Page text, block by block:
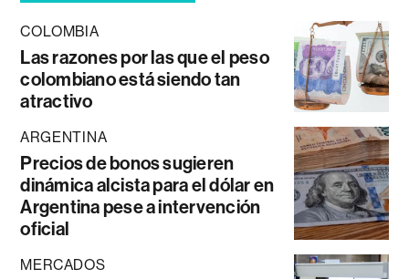
COLOMBIA
Las razones por las que el peso
colombiano está siendo tan
atractivo
ARGENTINA
Precios de bonos sugieren
dinámica alcista para el dólar en
Argentina pese a intervención
oficial
MERCADOS